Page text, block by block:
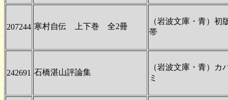
207244 寒村自伝 上下巻 全2冊
（岩波文庫・青）初
帯
242691 石橋湛山評論集
（岩波文庫・青）カ
ミ